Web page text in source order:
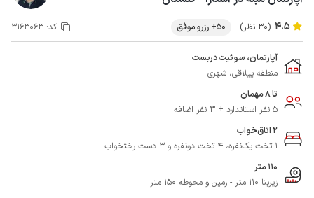
4.5 (30 نظر) 50+ رزرو موفق کد: 3163063
آپارتمان، سوئیت دربست
منطقه ییلاقی، شهری
تا 8 مهمان
5 نفر استاندارد + 3 نفر اضافه
2 اتاق‌خواب
1 تخت یک‌نفره، 4 تخت دونفره و 3 دست رختخواب
110 متر
زیربنا 110 متر - زمین و محوطه 150 متر